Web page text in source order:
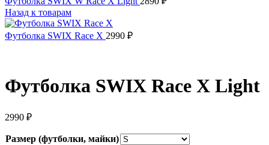
Назад к товарам
Футболка SWIX Race X 2990 ₽
Футболка SWIX Race X Light
2990 ₽
Размер (футболки, майки)